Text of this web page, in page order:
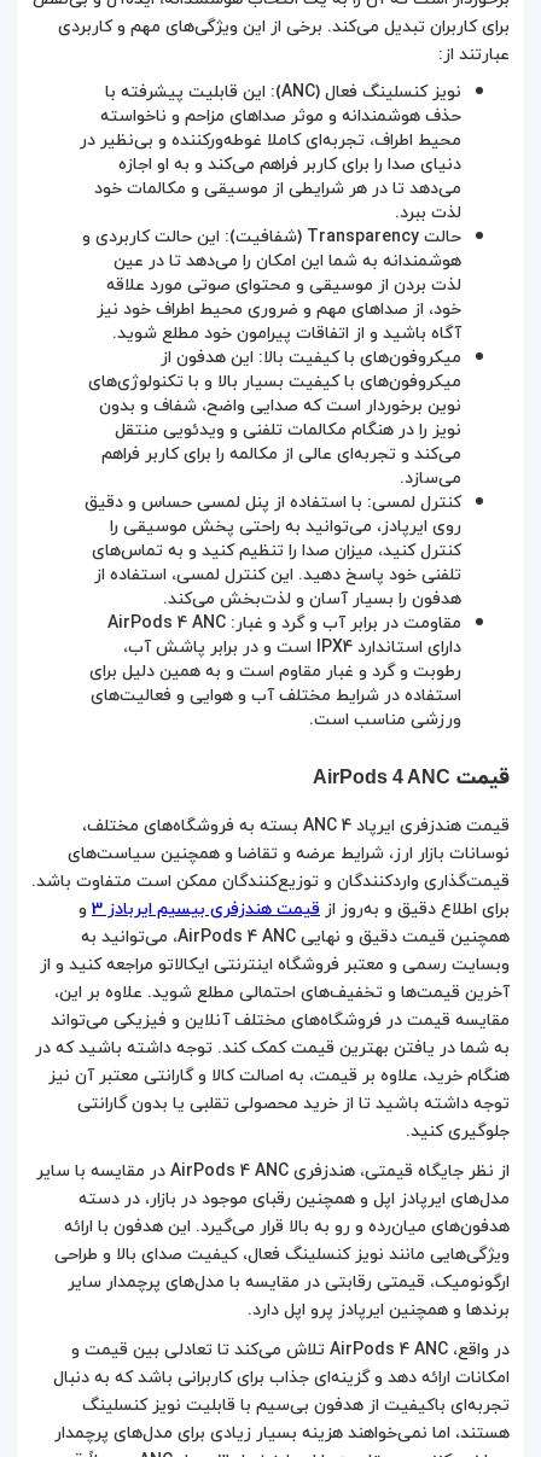
برای کاربران تبدیل می‌کند. برخی از این ویژگی‌های مهم و کاربردی
عبارتند از:
نویز کنسلینگ فعال (ANC): این قابلیت پیشرفته با
حذف هوشمندانه و موثر صداهای مزاحم و ناخواسته
محیط اطراف، تجربه‌ای کاملا غوطه‌ورکننده و بی‌نظیر در
دنیای صدا را برای کاربر فراهم می‌کند و به او اجازه
می‌دهد تا در هر شرایطی از موسیقی و مکالمات خود
لذت ببرد.
حالت Transparency (شفافیت): این حالت کاربردی و
هوشمندانه به شما این امکان را می‌دهد تا در عین
لذت بردن از موسیقی و محتوای صوتی مورد علاقه
خود، از صداهای مهم و ضروری محیط اطراف خود نیز
آگاه باشید و از اتفاقات پیرامون خود مطلع شوید.
میکروفون‌های با کیفیت بالا: این هدفون از
میکروفون‌های با کیفیت بسیار بالا و با تکنولوژی‌های
نوین برخوردار است که صدایی واضح، شفاف و بدون
نویز را در هنگام مکالمات تلفنی و ویدئویی منتقل
می‌کند و تجربه‌ای عالی از مکالمه را برای کاربر فراهم
می‌سازد.
کنترل لمسی: با استفاده از پنل لمسی حساس و دقیق
روی ایرپادز، می‌توانید به راحتی پخش موسیقی را
کنترل کنید، میزان صدا را تنظیم کنید و به تماس‌های
تلفنی خود پاسخ دهید. این کنترل لمسی، استفاده از
هدفون را بسیار آسان و لذت‌بخش می‌کند.
مقاومت در برابر آب و گرد و غبار: AirPods 4 ANC
دارای استاندارد IPX4 است و در برابر پاشش آب،
رطوبت و گرد و غبار مقاوم است و به همین دلیل برای
استفاده در شرایط مختلف آب و هوایی و فعالیت‌های
ورزشی مناسب است.
قیمت AirPods 4 ANC
قیمت هندزفری ایرپاد 4 ANC بسته به فروشگاه‌های مختلف،
نوسانات بازار ارز، شرایط عرضه و تقاضا و همچنین سیاست‌های
قیمت‌گذاری واردکنندگان و توزیع‌کنندگان ممکن است متفاوت باشد.
برای اطلاع دقیق و به‌روز از قیمت هندزفری بیسیم ایربادز 3 و
همچنین قیمت دقیق و نهایی AirPods 4 ANC، می‌توانید به
وبسایت رسمی و معتبر فروشگاه اینترنتی ایکالاتو مراجعه کنید و از
آخرین قیمت‌ها و تخفیف‌های احتمالی مطلع شوید. علاوه بر این،
مقایسه قیمت در فروشگاه‌های مختلف آنلاین و فیزیکی می‌تواند
به شما در یافتن بهترین قیمت کمک کند. توجه داشته باشید که در
هنگام خرید، علاوه بر قیمت، به اصالت کالا و گارانتی معتبر آن نیز
توجه داشته باشید تا از خرید محصولی تقلبی یا بدون گارانتی
جلوگیری کنید.
از نظر جایگاه قیمتی، هندزفری AirPods 4 ANC در مقایسه با سایر
مدل‌های ایرپادز اپل و همچنین رقبای موجود در بازار، در دسته
هدفون‌های میان‌رده و رو به بالا قرار می‌گیرد. این هدفون با ارائه
ویژگی‌هایی مانند نویز کنسلینگ فعال، کیفیت صدای بالا و طراحی
ارگونومیک، قیمتی رقابتی در مقایسه با مدل‌های پرچمدار سایر
برندها و همچنین ایرپادز پرو اپل دارد.
در واقع، AirPods 4 ANC تلاش می‌کند تا تعادلی بین قیمت و
امکانات ارائه دهد و گزینه‌ای جذاب برای کاربرانی باشد که به دنبال
تجربه‌ای باکیفیت از هدفون بی‌سیم با قابلیت نویز کنسلینگ
هستند، اما نمی‌خواهند هزینه بسیار زیادی برای مدل‌های پرچمدار